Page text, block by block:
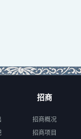
招商
招商概况
招商项目